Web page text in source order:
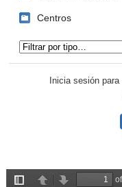
Centros
Inicia sesión